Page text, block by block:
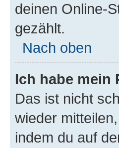
deinen Online-
gezählt.
Nach oben
Ich habe mein
Das ist nicht
wieder
indem du auf